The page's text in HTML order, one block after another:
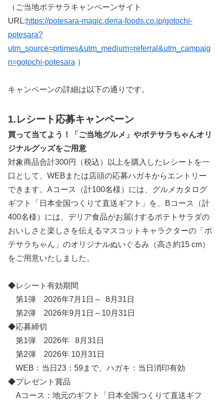
（ご当地ポテサラキャンペーンサイト
URL:https://potesara-magic.deria-foods.co.jp/gotochi-
potesara?
utm_source=prtimes&utm_medium=referral&utm_campaig
n=gotochi-potesara ）
キャンペーンの詳細は以下の通りです。
1.レシート応募キャンペーン
買って当てよう！「ご当地グルメ」やポテサラちゃんオリ
ジナルグッズをご用意
対象商品合計300円（税込）以上を購入したレシートを一
口として、WEBまたは店頭の応募ハガキからエントリー
できます。Aコース（計100名様）には、グルメカタログ
ギフト「日本全国つくりて直送ギフト」を、Bコース（計
400名様）には、デリア食品がお届けするポテトサラダの
おいしさと楽しさを伝えるマスコットキャラクターの「ポ
テサラちゃん」のオリジナルぬいぐるみ（高さ約15 cm）
をご用意いたしました。
◆レシート有効期間
第1弾 2026年7月1日～ 8月31日
第2弾 2026年9月1日～10月31日
◆応募締切
第1弾 2026年 8月31日
第2弾 2026年 10月31日
WEB：当日23：59まで、ハガキ：当日消印有効
◆プレゼント賞品
Aコース：地元のギフト「日本全国つくりて直送ギフ